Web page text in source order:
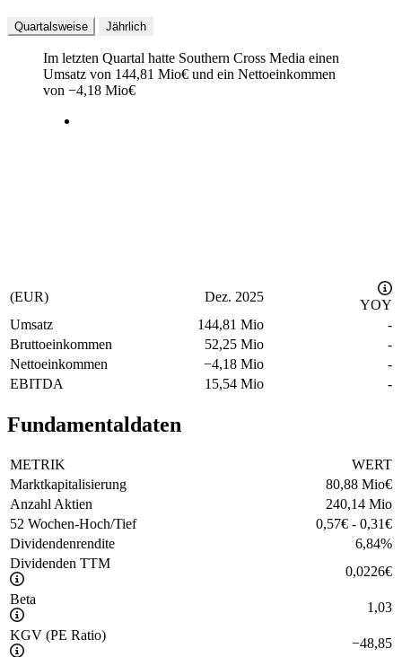
Quartalsweise Jährlich
Im letzten Quartal hatte Southern Cross Media einen
Umsatz von 144,81 Mio€ und ein Nettoeinkommen
von −4,18 Mio€
(EUR) Dez. 2025
YOY
Umsatz
144,81 Mio
-
Bruttoeinkommen
52,25 Mio
-
Nettoeinkommen
−4,18 Mio
-
EBITDA
15,54 Mio -
Fundamentaldaten
METRIK
WERT
Marktkapitalisierung
80,88 Mio€
Anzahl Aktien
240,14 Mio
52 Wochen-Hoch/Tief
0,57€ - 0,31€
Dividendenrendite
6,84%
Dividenden TTM
0,0226€
Beta
1,03
KGV (PE Ratio)
−48,85